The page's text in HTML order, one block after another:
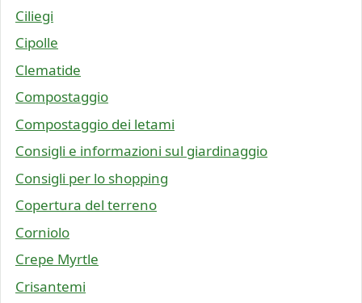
Ciliegi
Cipolle
Clematide
Compostaggio
Compostaggio dei letami
Consigli e informazioni sul giardinaggio
Consigli per lo shopping
Copertura del terreno
Corniolo
Crepe Myrtle
Crisantemi